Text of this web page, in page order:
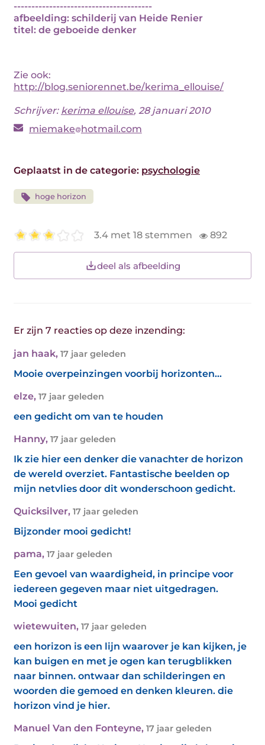
---------------------------------------
afbeelding: schilderij van Heide Renier
titel: de geboeide denker
Zie ook:
http://blog.seniorennet.be/kerima_ellouise/
Schrijver: kerima ellouise, 28 januari 2010
miemake hotmail.com
Geplaatst in de categorie: psychologie
hoge horizon
3.4 met 18 stemmen 892
deel als afbeelding
Er zijn 7 reacties op deze inzending:
jan haak, 17 jaar geleden
Mooie overpeinzingen voorbij horizonten...
elze, 17 jaar geleden
een gedicht om van te houden
Hanny, 17 jaar geleden
Ik zie hier een denker die vanachter de horizon
de wereld overziet. Fantastische beelden op
mijn netvlies door dit wonderschoon gedicht.
Quicksilver, 17 jaar geleden
Bijzonder mooi gedicht!
pama, 17 jaar geleden
Een gevoel van waardigheid, in principe voor
iedereen gegeven maar niet uitgedragen.
Mooi gedicht
wietewuiten, 17 jaar geleden
een horizon is een lijn waarover je kan kijken, je
kan buigen en met je ogen kan terugblikken
naar binnen. ontwaar dan schilderingen en
woorden die gemoed en denken kleuren. die
horizon vind je hier.
Manuel Van den Fonteyne, 17 jaar geleden